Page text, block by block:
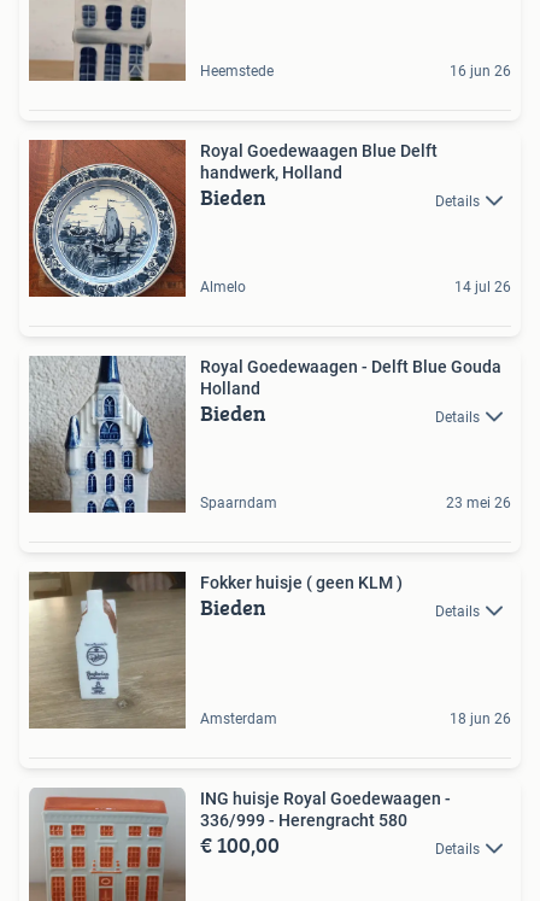
Heemstede 16 jun 26
Royal Goedewaagen Blue Delft
handwerk, Holland
Bieden Details
Almelo 14 jul 26
Royal Goedewaagen - Delft Blue Gouda
Holland
Bieden Details
Spaarndam 23 mei 26
Fokker huisje ( geen KLM )
Bieden Details
Amsterdam 18 jun 26
ING huisje Royal Goedewaagen -
336/999 - Herengracht 580
€ 100,00 Details